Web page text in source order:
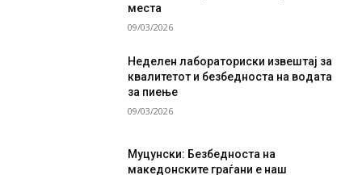
места
09/03/2026
Неделен лабораториски извештај за
квалитетот и безбедноста на водата
за пиење
09/03/2026
Муцунски: Безбедноста на
македонските граѓани е наш